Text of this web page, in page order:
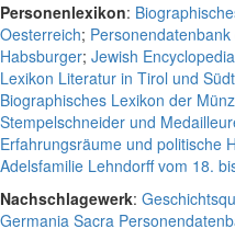
Personenlexikon:
Oesterreich;
Habsburger; Jewish
Lexikon Literatur in Tirol und
Biographisches Lexikon der
Stempelschneider und
Erfahrungsräume und politische
Adelsfamilie Lehndorff vom 18.
Nachschlagewerk:
Germania Sacra